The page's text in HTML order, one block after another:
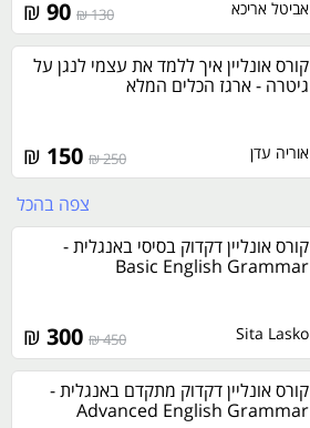
אביטל אריכא 130 ₪
₪
קורס אונליין איך ללמד את עצמי לנגן על
גיטרה - ארגז הכלים המלא
אוריה עדן 250 ₪
₪
צפה בהכל
קורס אונליין דקדוק בסיסי באנגלית -
Basic English Grammar
Sita Lasko
450 ₪
₪
קורס אונליין דקדוק מתקדם באנגלית -
Advanced English Grammar